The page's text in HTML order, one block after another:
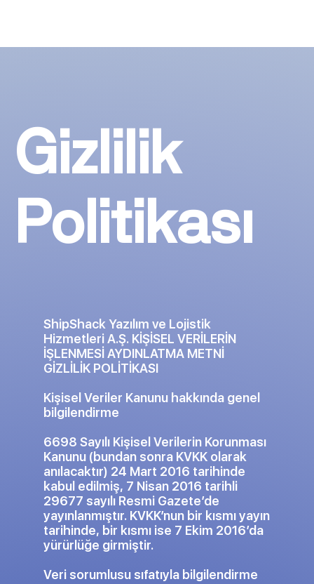
Gizlilik
Politikası
ShipShack Yazılım ve Lojistik
Hizmetleri A.Ş. KİŞİSEL VERİLERİN
İŞLENMESİ AYDINLATMA METNİ
GİZLİLİK POLİTİKASI
Kişisel Veriler Kanunu hakkında genel
bilgilendirme
6698 Sayılı Kişisel Verilerin Korunması
Kanunu (bundan sonra KVKK olarak
anılacaktır) 24 Mart 2016 tarihinde
kabul edilmiş, 7 Nisan 2016 tarihli
29677 sayılı Resmi Gazete’de
yayınlanmıştır. KVKK’nun bir kısmı yayın
tarihinde, bir kısmı ise 7 Ekim 2016’da
yürürlüğe girmiştir.
Veri sorumlusu sıfatıyla bilgilendirme